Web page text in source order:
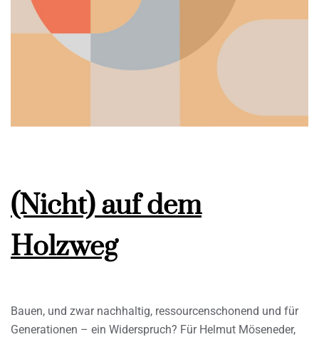
(Nicht) auf dem
Holzweg
Bauen, und zwar nachhaltig, ressourcenschonend und für
Generationen – ein Widerspruch? Für Helmut Möseneder,